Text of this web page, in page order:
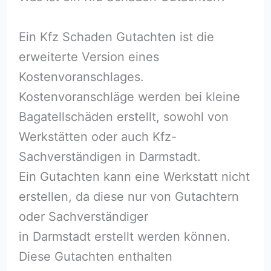
Ein Kfz Schaden Gutachten ist die
erweiterte Version eines
Kostenvoranschlages.
Kostenvoranschläge werden bei kleine
Bagatellschäden erstellt, sowohl von
Werkstätten oder auch Kfz-
Sachverständigen in Darmstadt.
Ein Gutachten kann eine Werkstatt nicht
erstellen, da diese nur von Gutachtern
oder Sachverständiger
in Darmstadt erstellt werden können.
Diese Gutachten enthalten